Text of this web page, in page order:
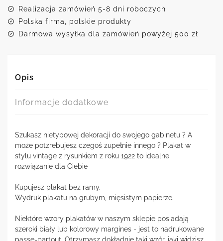
Realizacja zamówień 5-8 dni roboczych
Polska firma, polskie produkty
Darmowa wysyłka dla zamówień powyżej 500 zł
Opis
Informacje dodatkowe
Szukasz nietypowej dekoracji do swojego gabinetu ? A
może potzrebujesz czegoś zupełnie innego ? Plakat w
stylu vintage z rysunkiem z roku 1922 to idealne
rozwiązanie dla Ciebie
Kupujesz plakat bez ramy.
Wydruk plakatu na grubym, mięsistym papierze.
Niektóre wzory plakatów w naszym sklepie posiadają
szeroki biały lub kolorowy margines - jest to nadrukowane